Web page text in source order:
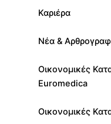
Καριέρα
Νέα &
Οικονομικές
Euromedica
Οικονομικές